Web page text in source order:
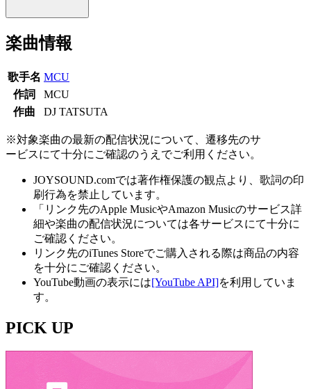
楽曲情報
歌手名 MCU
作詞
MCU
作曲
DJ TATSUTA
※対象楽曲の最新の配信状況について、遷移先のサ
ービスにて十分にご確認のうえでご利用ください。
JOYSOUND.comでは著作権保護の観点より、歌詞の印
刷行為を禁止しています。
「リンク先のApple MusicやAmazon Musicのサービス詳
細や楽曲の配信状況については各サービスにて十分に
ご確認ください。
リンク先のiTunes Storeでご購入される際は商品の内容
を十分にご確認ください。
YouTube動画の表示には[YouTube API]を利用していま
す。
PICK UP